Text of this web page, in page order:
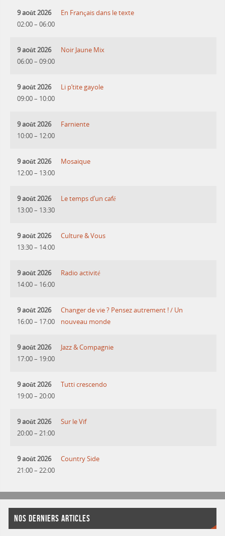
9 août 2026
02:00– 06:00
En Français dans le texte
9 août 2026
06:00– 09:00
Noir Jaune Mix
9 août 2026
09:00– 10:00
Li p’tite gayole
9 août 2026
10:00– 12:00
Farniente
9 août 2026
12:00– 13:00
Mosaique
9 août 2026
13:00– 13:30
Le temps d’un café
9 août 2026
13:30– 14:00
Culture & Vous
9 août 2026
14:00– 16:00
Radio activité
9 août 2026
16:00– 17:00
Changer de vie ? Pensez autrement ! / Un
nouveau monde
9 août 2026
17:00– 19:00
Jazz & Compagnie
9 août 2026
19:00– 20:00
Tutti crescendo
9 août 2026
20:00– 21:00
Sur le Vif
9 août 2026
21:00– 22:00
Country Side
NOS DERNIERS ARTICLES